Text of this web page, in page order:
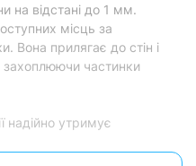
на відстані до 1 мм.
місць за
Вона прилягає до стін і
захоплюючи частинки
надійно утримує
всередині завдяки трьом